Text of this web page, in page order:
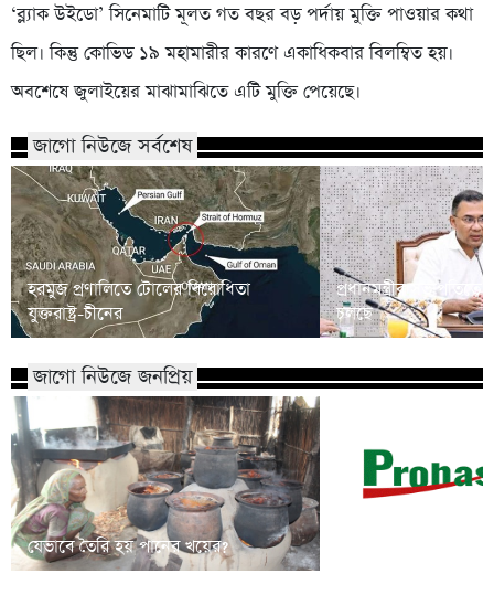
‘ব্ল্যাক উইডো’ সিনেমাটি মূলত গত বছর বড় পর্দায় মুক্তি পাওয়ার কথা
ছিল। কিন্তু কোভিড ১৯ মহামারীর কারণে একাধিকবার বিলম্বিত হয়।
অবশেষে জুলাইয়ের মাঝামাঝিতে এটি মুক্তি পেয়েছে।
জাগো নিউজে সর্বশেষ
হরমুজ প্রণালিতে টোলের বিরোধিতা
যুক্তরাষ্ট্র-চীনের
প্রধানমন্ত্রীর
চলছে
জাগো নিউজে জনপ্রিয়
যেভাবে তৈরি হয় পানের খয়ের?